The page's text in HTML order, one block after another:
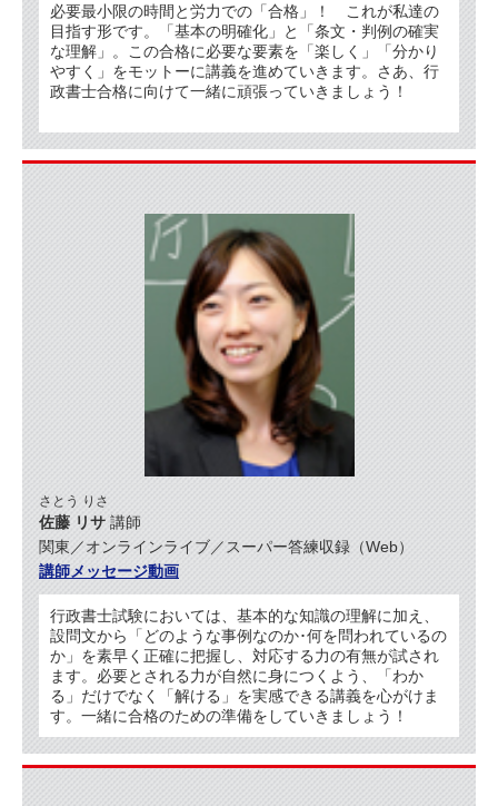
必要最小限の時間と労力での「合格」！ これが私達の
目指す形です。「基本の明確化」と「条文・判例の確実
な理解」。この合格に必要な要素を「楽しく」「分かり
やすく」をモットーに講義を進めていきます。さあ、行
政書士合格に向けて一緒に頑張っていきましょう！
さとう りさ
佐藤 リサ 講師
関東／オンラインライブ／スーパー答練収録（Web）
講師メッセージ動画
行政書士試験においては、基本的な知識の理解に加え、
設問文から「どのような事例なのか･何を問われているの
か」を素早く正確に把握し、対応する力の有無が試され
ます。必要とされる力が自然に身につくよう、「わか
る」だけでなく「解ける」を実感できる講義を心がけま
す。一緒に合格のための準備をしていきましょう！